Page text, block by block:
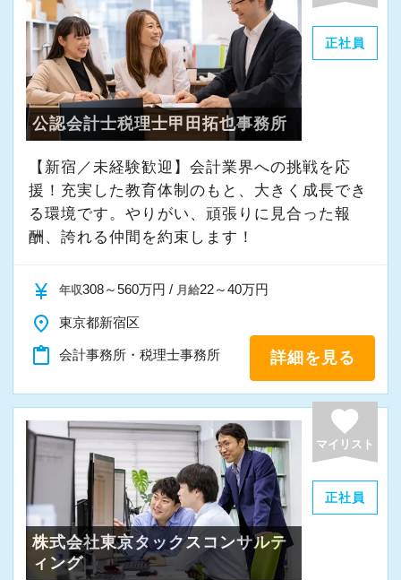
これまでの会計事務所や経理経験を活かしてご
活躍いただけます。
また、経験やスキルに応じて徐々に担当する業
将来的には申告書レビューなど、専門性を高め
られる業務にも携わることが可能です。
どこでも通用する実務スキルを身につけなが
★
当事務所では、職員同士が協力しながら気持ち
経験やスキルももちろん重要ですが、それ以上
に周囲への思いやりや感謝の気持ちを持ち、誠
実に仕事へ向き合える方と一緒に働きたいと考
えています。
・素直な姿勢で新しいことを学べる方
・周囲と協力しながら業務を進められる方
正社員
公認会計士税理士甲田拓也事務所
【新宿／未経験歓迎】会計業界への挑戦を応
援！充実した教育体制のもと、大きく成長でき
る環境です。やりがい、頑張りに見合った報
酬、誇れる仲間を約束します！
currency_yen 年収308～560万円 / 月給22～40万円
place 東京都新宿区
content_paste 会計事務所・税理士事務所 詳細を見る
favorite
マイリスト
正社員
株式会社東京タックスコンサルテ
ィング